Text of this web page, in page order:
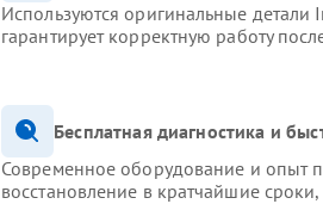
Используются оригинальные
гарантирует корректную работу
Бесплатная диагностика и
Современное оборудование и опыт
восстановление в кратчайшие